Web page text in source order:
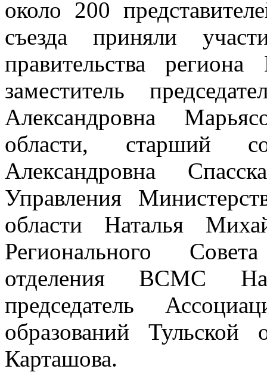
около 200
съезда приняли
правительства
заместитель
Александровна
области, старший
Александровна
Управления
области Наталья
Регионального
отделения ВСМС
председатель
образований Тульской
Карташова.